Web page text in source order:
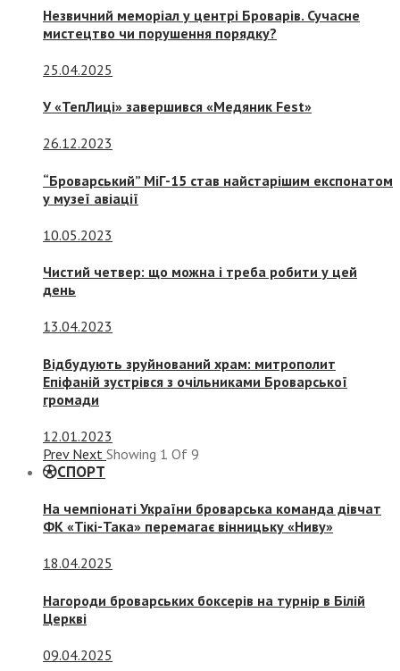
Незвичний меморіал у центрі Броварів. Сучасне
мистецтво чи порушення порядку?
25.04.2025
У «ТепЛиці» завершився «Медяник Fest»
26.12.2023
“Броварський” МіГ-15 став найстарішим експонатом
у музеї авіації
10.05.2023
Чистий четвер: що можна і треба робити у цей
день
13.04.2023
Відбудують зруйнований храм: митрополит
Епіфаній зустрівся з очільниками Броварської
громади
12.01.2023
Prev Next Showing 1 Of 9
СПОРТ
На чемпіонаті України броварська команда дівчат
ФК «Тікі-Така» перемагає вінницьку «Ниву»
18.04.2025
Нагороди броварських боксерів на турнір в Білій
Церкві
09.04.2025